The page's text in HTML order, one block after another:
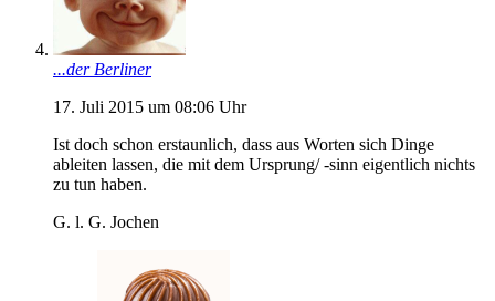
...der Berliner
17. Juli 2015 um 08:06 Uhr
Ist doch schon erstaunlich, dass aus Worten sich Dinge
ableiten lassen, die mit dem Ursprung/ -sinn eigentlich nichts
zu tun haben.
G. l. G. Jochen